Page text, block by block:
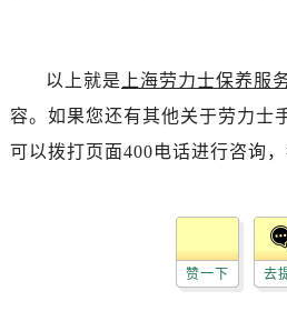
以上就是上海劳力士保养服
容。如果您还有其他关于劳力士
可以拨打页面400电话进行咨询
赞一下 去